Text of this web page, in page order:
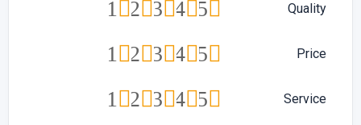
Quality
5
4
3
2
1
Price
5
4
3
2
1
Service
5
4
3
2
1